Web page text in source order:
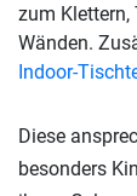
zum Klettern,
Wänden.
Indoor-
Diese
besonders